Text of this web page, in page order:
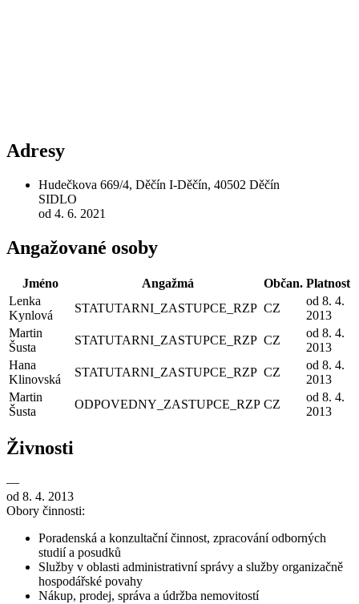
Adresy
Hudečkova 669/4, Děčín I-Děčín, 40502 Děčín
SIDLO
od 4. 6. 2021
Angažované osoby
Jméno Angažmá Občan. Platnost
Lenka
Kynlová
STATUTARNI_ZASTUPCE_RZP CZ
od 8. 4.
2013
Martin
Šusta
STATUTARNI_ZASTUPCE_RZP CZ
od 8. 4.
2013
Hana
Klinovská
STATUTARNI_ZASTUPCE_RZP CZ
od 8. 4.
2013
Martin
Šusta
ODPOVEDNY_ZASTUPCE_RZP CZ
od 8. 4.
2013
Živnosti
—
od 8. 4. 2013
Obory činnosti:
Poradenská a konzultační činnost, zpracování odborných
studií a posudků
Služby v oblasti administrativní správy a služby organizačně
hospodářské povahy
Nákup, prodej, správa a údržba nemovitostí